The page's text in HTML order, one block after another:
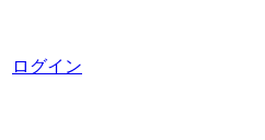
ログイン